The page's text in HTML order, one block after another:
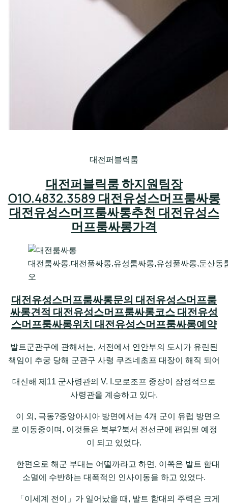
대전퍼블릭룸
대전퍼블릭룸 하지원팀장
O1O.4832.3589 대전유성스머프룸싸롱
대전유성스머프룸싸롱추천 대전유성스
머프룸싸롱가격
대전룸싸롱,대전풀싸롱,유성룸싸롱,유성풀싸롱,둔산
오
대전유성스머프룸싸롱문의 대전유성스머프룸
싸롱견적 대전유성스머프룸싸롱코스 대전유성
스머프룸싸롱위치 대전유성스머프룸싸롱예약
발트군관구에 관해서는, 서전에서 연안부의 도시가 유린된
책임이 추궁 당해 군관구 사령 쿠즈네초프 대장이 해직 되어
대신해 제11 군사령관의 V. I.모로조프 중장이 잠정적으로
사령관을 계승하고 있다.
이 외, 극동?중앙아시아 방면에서는 4개 군이 유럽 방면으
로 이동중이며, 이것들은 북부?북서 전선군에 편입될 예정
이 되고 있었다.
한편으로 해군 부대는 어떨까라고 하면, 이쪽은 발트 함대
소멸에 수반하는 대폭적인 인사이동을 하고 있었다.
「이세계 전이」가 일어났을 때, 발트 함대의 주력은 크게